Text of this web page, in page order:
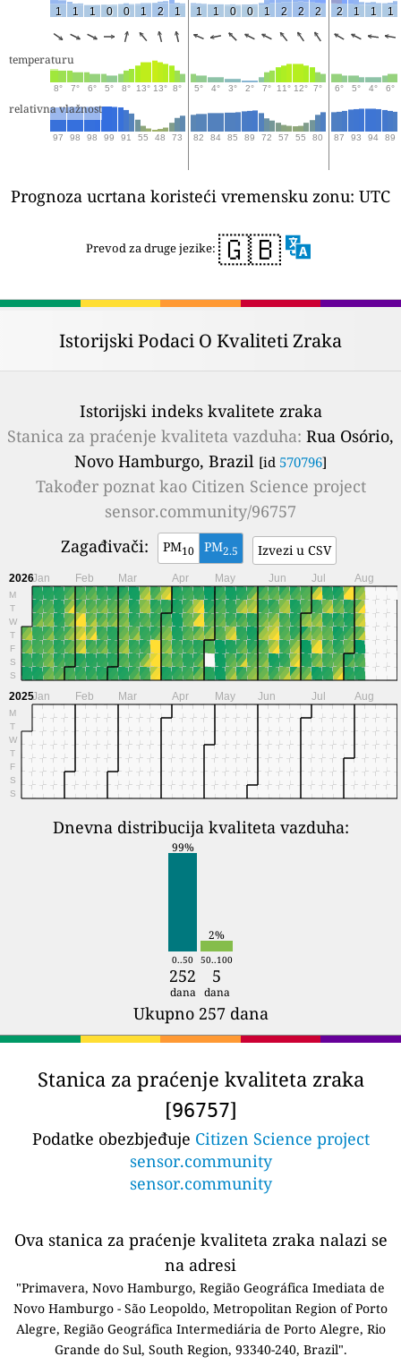
1 1 1 0 0 1 2 1 1 1 0 0 1 2 2 2 2 1 1 1
temperaturu
8° 7° 6° 5° 8° 13° 13° 8° 5° 4° 3° 2° 7° 11° 12° 7° 6° 5° 4° 6°
relativna vlažnost
97 98 98 99 91 55 48 73 82 84 85 89 72 57 55 80 87 93 94 89
Prognoza ucrtana koristeći vremensku zonu: UTC
Prevod za druge jezike: 🇬🇧
Istorijski Podaci O Kvaliteti Zraka
Istorijski indeks kvalitete zraka
Stanica za praćenje kvaliteta vazduha: Rua Osório,
Novo Hamburgo, Brazil [id 570796]
Također poznat kaoCitizen Science project
sensor.community/96757
Zagađivači:
PM10 PM2.5 Izvezi u CSV
2026
M
T
W
T
F
S
S
Jan Feb Mar Apr May Jun Jul Aug
2025
M
T
W
T
F
S
S
Jan Feb Mar Apr May Jun Jul Aug
Dnevna distribucija kvaliteta vazduha:
99%
2%
0..50 50..100
252 5
dana dana
Ukupno 257 dana
Stanica za praćenje kvaliteta zraka
[96757]
Podatke obezbjeđuje Citizen Science project
sensor.community
sensor.community
Ova stanica za praćenje kvaliteta zraka nalazi se
na adresi
"Primavera, Novo Hamburgo, Região Geográfica Imediata de
Novo Hamburgo - São Leopoldo, Metropolitan Region of Porto
Alegre, Região Geográfica Intermediária de Porto Alegre, Rio
Grande do Sul, South Region, 93340-240, Brazil".